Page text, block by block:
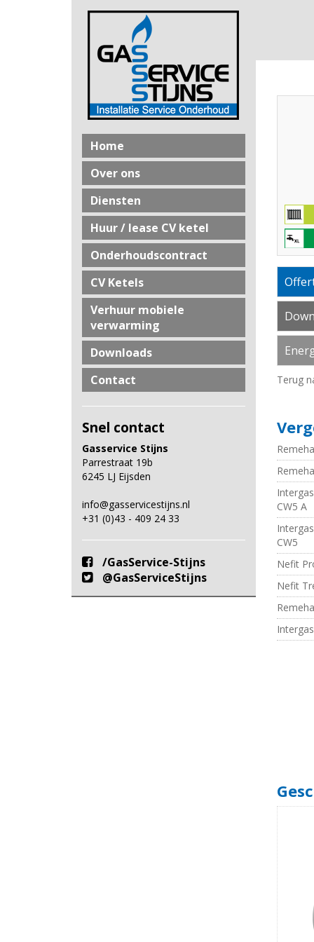
Home
Over ons
Diensten
Huur / lease CV ketel
Onderhoudscontract
CV Ketels
Verhuur mobiele
verwarming
Downloads
Contact
Snel contact
Gasservice Stijns
Parrestraat 19b
6245 LJ Eijsden
info@gasservicestijns.nl
+31 (0)43 - 409 24 33
/GasService-Stijns
@GasServiceStijns
Terug
CW5 A
CW5
Nefit
Nefit